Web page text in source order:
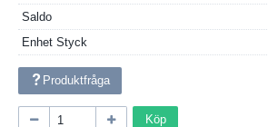
Saldo
Enhet Styck
Produktfråga
Köp